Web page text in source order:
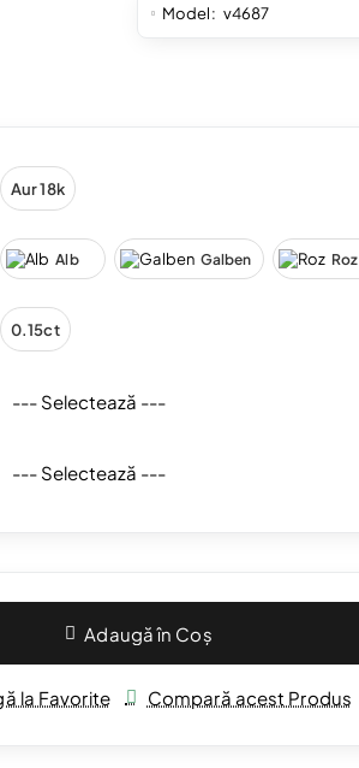
Model: v4687
Aur 18k
Alb Galben Roz
0.15ct
Adaugă în Coș
la Favorite Compară acest Produs